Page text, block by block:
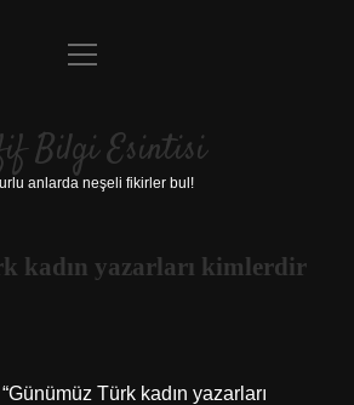
Anasayfa
Yasal Uyarı
menüyü
Bilgi Esintisi
anlarda neşeli fikirler bul!
kadın yazarları kimlerdir
Türk kadın yazarları